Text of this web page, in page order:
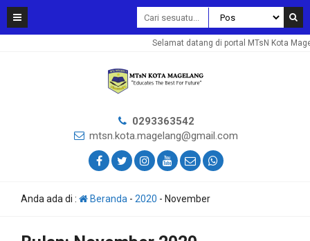
Selamat datang di portal MTsN Kota
0293363542
mtsn.kota.magelang@gmail.com
Anda ada di : Beranda - 2020 - November